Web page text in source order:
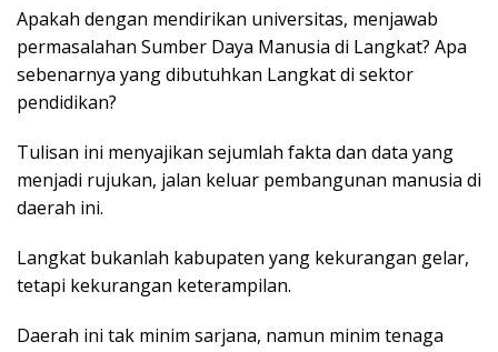
Apakah dengan mendirikan universitas, menjawab
permasalahan Sumber Daya Manusia di Langkat? Apa
sebenarnya yang dibutuhkan Langkat di sektor
pendidikan?
Tulisan ini menyajikan sejumlah fakta dan data yang
menjadi rujukan, jalan keluar pembangunan manusia di
daerah ini.
Langkat bukanlah kabupaten yang kekurangan gelar,
tetapi kekurangan keterampilan.
Daerah ini tak minim sarjana, namun minim tenaga